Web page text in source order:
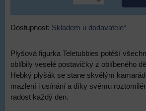
Dostupnost: Skladem u dodavatele*
Plyšová figurka Teletubbies potěší
oblíbily veselé postavičky z oblíbeného
Hebký plyšák se stane skvělým
mazlení i usínání a díky svému
radost každý den.